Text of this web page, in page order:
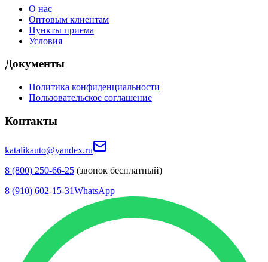
О нас
Оптовым клиентам
Пункты приема
Условия
Документы
Политика конфиденциальности
Пользовательское соглашение
Контакты
katalikauto@yandex.ru
8 (800) 250-66-25 (звонок бесплатный)
8 (910) 602-15-31WhatsApp